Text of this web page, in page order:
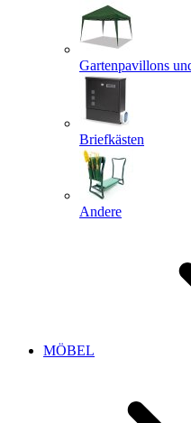
Gartenpavillons
Briefkästen
Andere
MÖBEL